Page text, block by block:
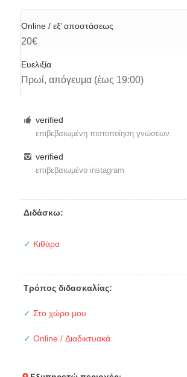
Online / εξ’ αποστάσεως
20€
Ευελιξία
Πρωί, απόγευμα (έως 19:00)
verified
επιβεβαιωμένη πιστοποίηση γνώσεων
verified
επιβεβαιωμένο instagram
Διδάσκω:
✓ Κιθάρα
Τρόπος διδασκαλίας:
✓ Στο χώρο μου
✓ Online / Διαδικτυακά